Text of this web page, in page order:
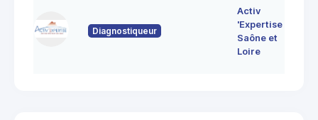
Diagnostiqueur
Activ
'Expertise
Saône et
Loire